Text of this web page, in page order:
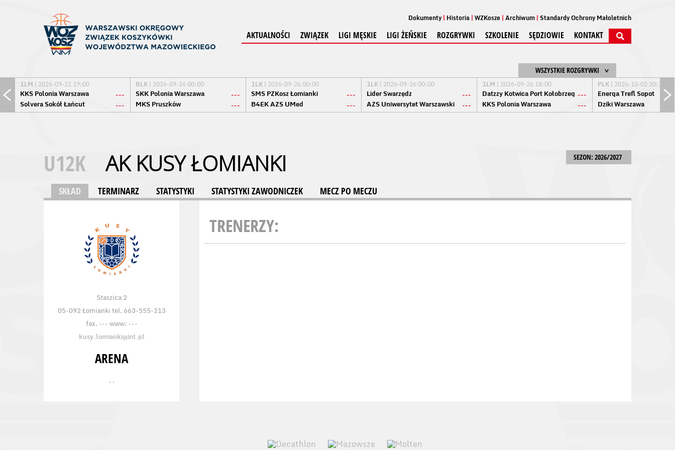
Dokumenty Historia WZKosze Archiwum Standardy Ochrony Małoletnich
AKTUALNOŚCI ZWIĄZEK LIGI MĘSKIE LIGI ŻEŃSKIE ROZGRYWKI SZKOLENIE SĘDZIOWIE KONTAKT
WSZYSTKIE ROZGRYWKI
1LM | 2026-09-21 19:00
KKS Polonia Warszawa
---
Solvera Sokół Łańcut
---
BLK | 2026-09-26 00:00
SKK Polonia Warszawa
---
MKS Pruszków
---
1LK | 2026-09-26 00:00
SMS PZKosz Łomianki
---
B4EK AZS UMed
---
1LK | 2026-09-26 00:00
Lider Swarzędz
---
AZS Uniwersytet Warszawski
---
1LM | 2026-09-26 18:00
Datzzy Kotwica Port Kołobrzeg ---
KKS Polonia Warszawa
---
PLK | 2026-10-02 20:15
Energa Trefl Sopot
Dziki Warszawa
SEZON: 2026/2027
U12K AK KUSY ŁOMIANKI
SKŁAD TERMINARZ STATYSTYKI STATYSTYKI ZAWODNICZEK MECZ PO MECZU
Staszica 2
05-092 Łomianki tel. 663-555-213
fax. --- www: ---
kusy.lomianki@int.pl
ARENA
, ,
TRENERZY: